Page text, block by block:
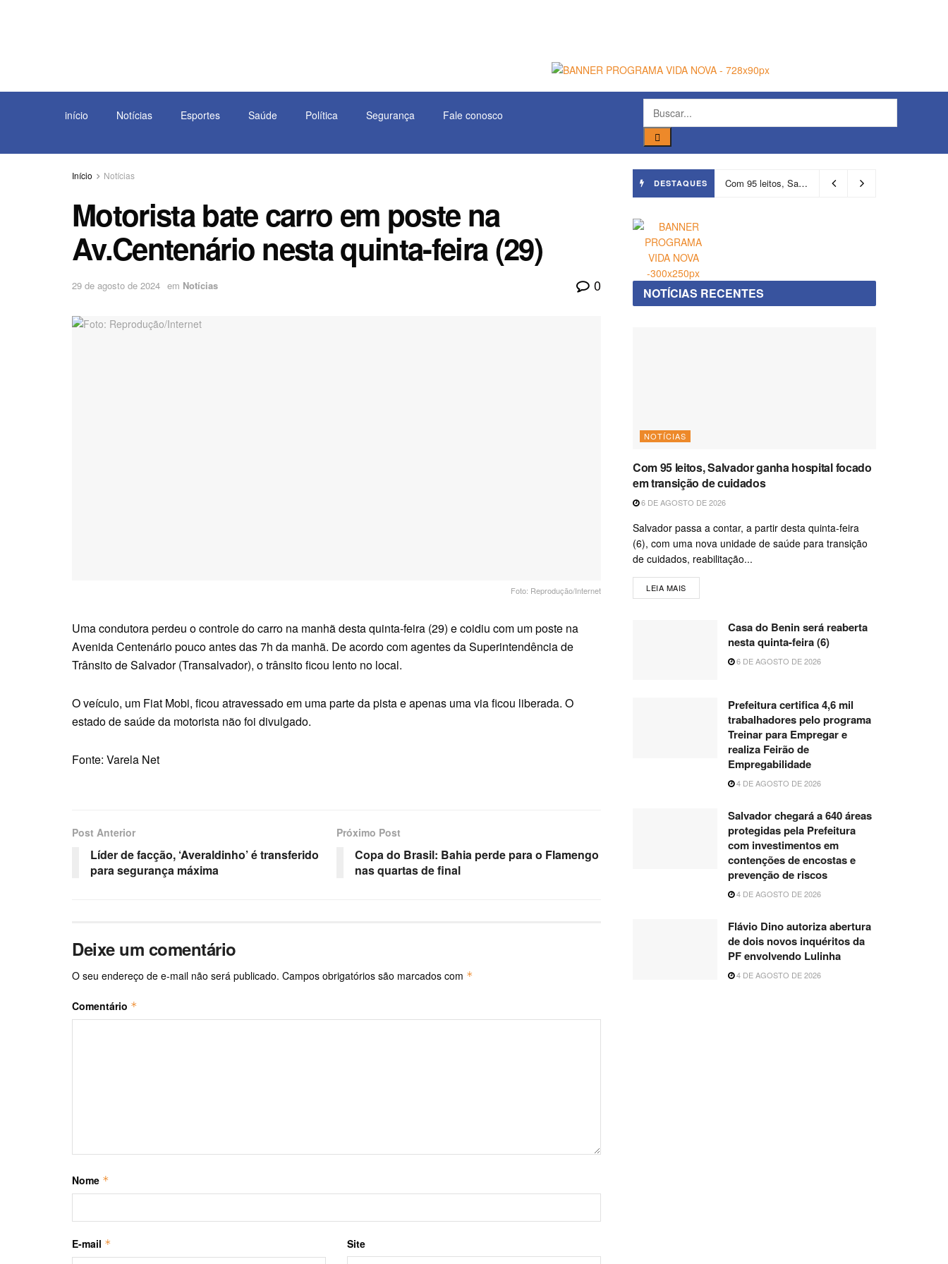
início Notícias Esportes Saúde Política Segurança Fale conosco
Início Notícias
Motorista bate carro em poste na
Av.Centenário nesta quinta-feira (29)
29 de agosto de 2024 em Notícias 0
Foto: Reprodução/Internet
Uma condutora perdeu o controle do carro na manhã desta quinta-feira (29) e coidiu com um poste na
Avenida Centenário pouco antes das 7h da manhã. De acordo com agentes da Superintendência de
Trânsito de Salvador (Transalvador), o trânsito ficou lento no local.
O veículo, um Fiat Mobi, ficou atravessado em uma parte da pista e apenas uma via ficou liberada. O
estado de saúde da motorista não foi divulgado.
Fonte: Varela Net
Post Anterior
Líder de facção, ‘Averaldinho’ é transferido
para segurança máxima
Próximo Post
Copa do Brasil: Bahia perde para o Flamengo
nas quartas de final
Deixe um comentário
O seu endereço de e-mail não será publicado. Campos obrigatórios são marcados com *
Comentário *
Nome *
E-mail * Site
DESTAQUES Com 95 leitos, Salvador ganha hospital focado em transição de cuidados
NOTÍCIAS RECENTES
NOTÍCIAS
Com 95 leitos, Salvador ganha hospital focado
em transição de cuidados
6 DE AGOSTO DE 2026
Salvador passa a contar, a partir desta quinta-feira
(6), com uma nova unidade de saúde para transição
de cuidados, reabilitação...
LEIA MAIS
Casa do Benin será reaberta
nesta quinta-feira (6)
6 DE AGOSTO DE 2026
Prefeitura certifica 4,6 mil
trabalhadores pelo programa
Treinar para Empregar e
realiza Feirão de
Empregabilidade
4 DE AGOSTO DE 2026
Salvador chegará a 640 áreas
protegidas pela Prefeitura
com investimentos em
contenções de encostas e
prevenção de riscos
4 DE AGOSTO DE 2026
Flávio Dino autoriza abertura
de dois novos inquéritos da
PF envolvendo Lulinha
4 DE AGOSTO DE 2026